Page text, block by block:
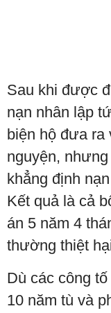
Sau khi được
nạn nhân lập
biện hộ đưa
nguyện,
khẳng định
Kết quả là cả
án 5 năm 4
thường thiệt
Dù các công
10 năm tù và